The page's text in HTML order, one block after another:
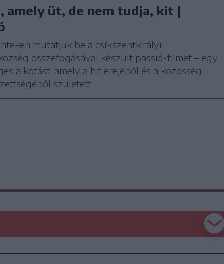
amely üt, de nem tudja, kit |
mutatjuk be a csíkszentkirályi
összefogásával készült passió-filmet – egy
alkotást, amely a hit erejéből és a közösség
született.